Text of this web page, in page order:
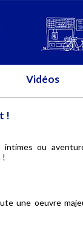
Vidéos
!
ou
!
une oeuvre